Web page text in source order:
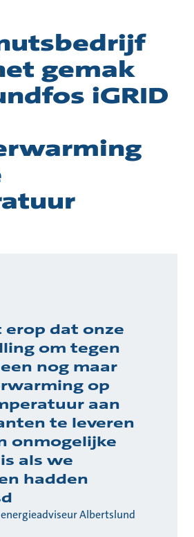
gemak
iGRID
dat onze
om tegen
nog maar
op
aan
te leveren
onmogelijke
als we
hadden
Albertslund